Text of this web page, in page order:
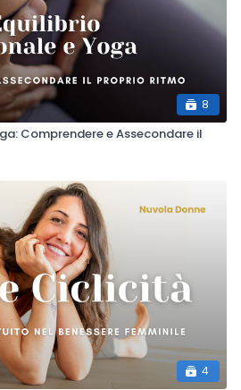
8
Comprendere e Assecondare il
4